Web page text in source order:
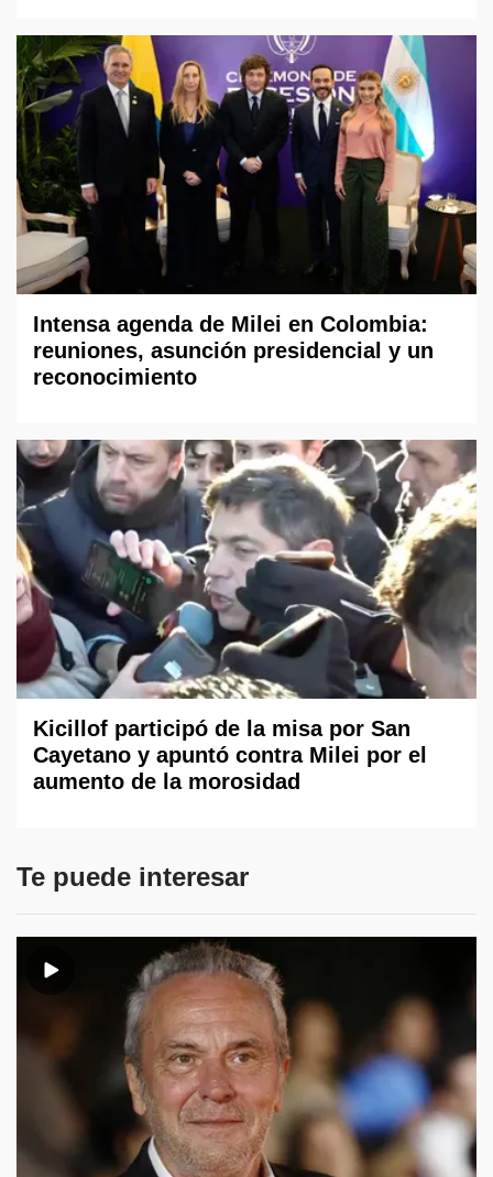
Intensa agenda de Milei en Colombia:
reuniones, asunción presidencial y un
reconocimiento
Kicillof participó de la misa por San
Cayetano y apuntó contra Milei por el
aumento de la morosidad
Te puede interesar